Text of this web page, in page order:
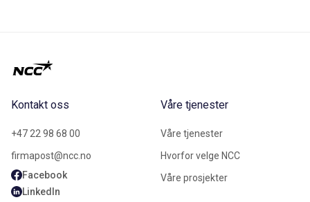
Kontakt oss
+47 22 98 68 00
firmapost@ncc.no
Facebook
LinkedIn
Våre tjenester
Våre tjenester
Hvorfor velge NCC
Våre prosjekter